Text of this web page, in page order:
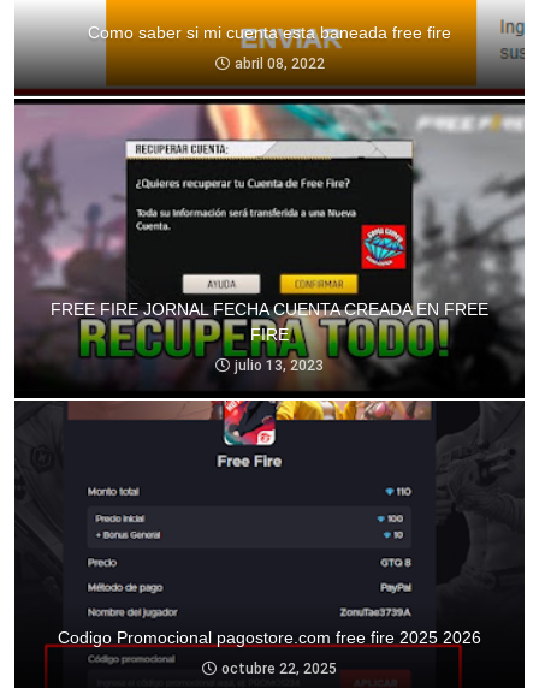
Como saber si mi cuenta esta baneada free fire
abril 08, 2022
FREE FIRE JORNAL FECHA CUENTA CREADA EN FREE
FIRE
julio 13, 2023
Codigo Promocional pagostore.com free fire 2025 2026
octubre 22, 2025